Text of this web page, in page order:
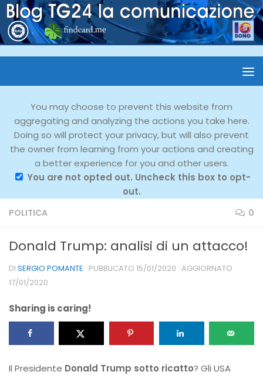
You may choose to prevent this website from
aggregating and analyzing the actions you take here.
Doing so will protect your privacy, but will also prevent
the owner from learning from your actions and creating
a better experience for you and other users.
You are not opted out. Uncheck this box to opt-
out.
POLITICA 0
Donald Trump: analisi di un attacco!
DI SERGIO POMANTE · PUBBLICATO 15/01/2020 · AGGIORNATO
17/01/2020
Sharing is caring!
Il Presidente Donald Trump sotto ricatto? Gli USA